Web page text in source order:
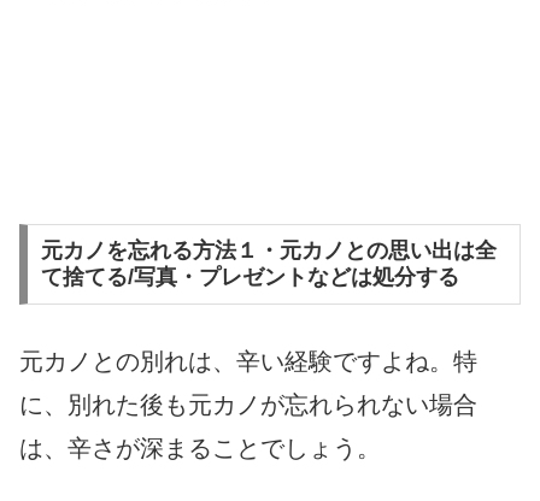
元カノを忘れる方法１・元カノとの思い出は全
て捨てる/写真・プレゼントなどは処分する
元カノとの別れは、辛い経験ですよね。特
に、別れた後も元カノが忘れられない場合
は、辛さが深まることでしょう。